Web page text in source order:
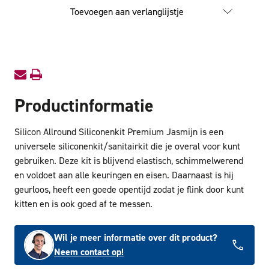
Toevoegen aan verlanglijstje
Productinformatie
Silicon Allround Siliconenkit Premium Jasmijn is een
universele siliconenkit/sanitairkit die je overal voor kunt
gebruiken. Deze kit is blijvend elastisch, schimmelwerend
en voldoet aan alle keuringen en eisen. Daarnaast is hij
geurloos, heeft een goede opentijd zodat je flink door kunt
kitten en is ook goed af te messen.
Wil je meer informatie over dit product?
Neem contact op!